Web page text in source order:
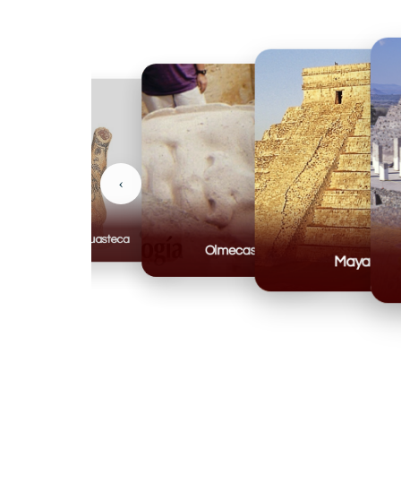
Mayas
Huasteca
Olmecas
‹